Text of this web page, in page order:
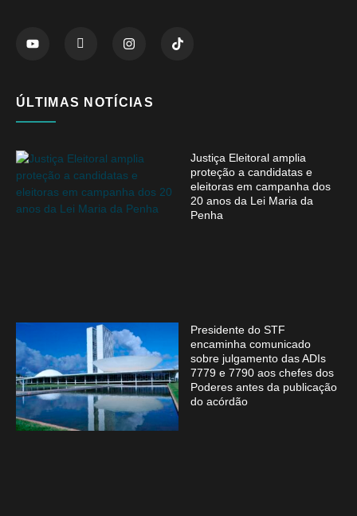
ÚLTIMAS NOTÍCIAS
Justiça Eleitoral amplia
proteção a candidatas e
eleitoras em campanha dos
20 anos da Lei Maria da
Penha
Presidente do STF
encaminha comunicado
sobre julgamento das ADIs
7779 e 7790 aos chefes dos
Poderes antes da publicação
do acórdão